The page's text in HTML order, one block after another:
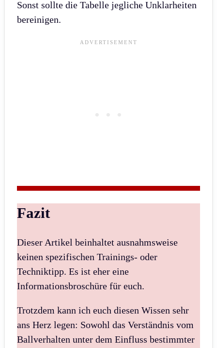
Sonst sollte die Tabelle jegliche Unklarheiten
bereinigen.
Fazit
Dieser Artikel beinhaltet ausnahmsweise
keinen spezifischen Trainings- oder
Techniktipp. Es ist eher eine
Informationsbroschüre für euch.
Trotzdem kann ich euch diesen Wissen sehr
ans Herz legen: Sowohl das Verständnis vom
Ballverhalten unter dem Einfluss bestimmter